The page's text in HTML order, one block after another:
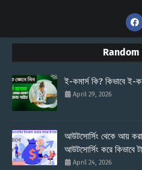
ই-কমার্স কি? কিভাবে ই-
April 29, 2026
আউটসোর্সিং থেকে আয়
আউটসোর্সিং করে কিভাবে
April 24, 2026